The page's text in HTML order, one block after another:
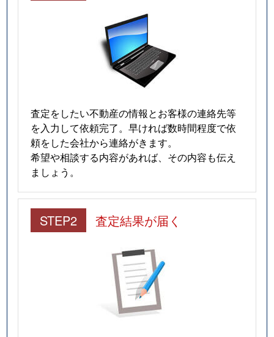
査定をしたい不動産の情報とお客様の連絡先等
を入力して依頼完了。早ければ数時間程度で依
頼をした会社から連絡がきます。
希望や相談する内容があれば、その内容も伝え
ましょう。
STEP2 査定結果が届く